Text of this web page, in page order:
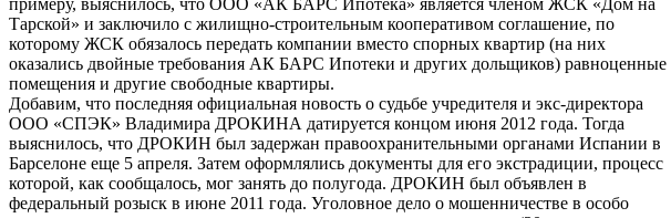
Тарской» и заключило с жилищно-строительным кооперативом соглашение, по
которому ЖСК обязалось передать компании вместо спорных квартир (на них
оказались двойные требования АК БАРС Ипотеки и других дольщиков) равноценные
помещения и другие свободные квартиры.
Добавим, что последняя официальная новость о судьбе учредителя и экс-директора
ООО «СПЭК» Владимира ДРОКИНА датируется концом июня 2012 года. Тогда
выяснилось, что ДРОКИН был задержан правоохранительными органами Испании в
Барселоне еще 5 апреля. Затем оформлялись документы для его экстрадиции, процесс
которой, как сообщалось, мог занять до полугода. ДРОКИН был объявлен в
федеральный розыск в июне 2011 года. Уголовное дело о мошенничестве в особо